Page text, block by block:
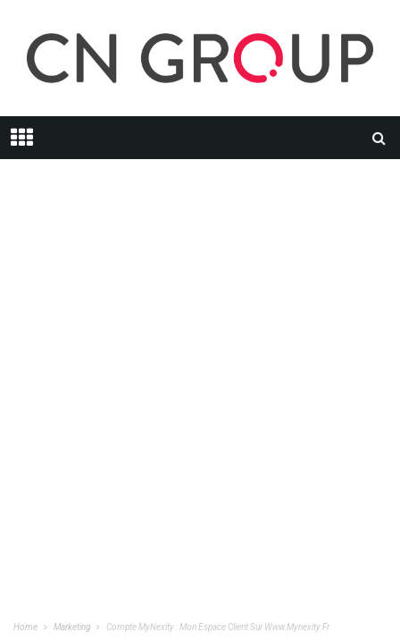
Home Marketing Compte MyNexity : Mon Espace Client Sur Www.mynexity.fr